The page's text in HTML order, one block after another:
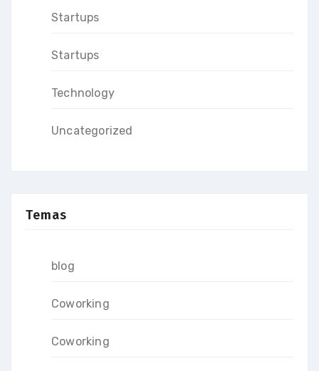
Startups
Startups
Technology
Uncategorized
Temas
blog
Coworking
Coworking